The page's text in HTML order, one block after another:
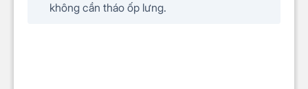
không cần tháo ốp lưng.